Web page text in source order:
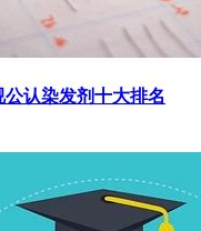
认染发剂十大排名